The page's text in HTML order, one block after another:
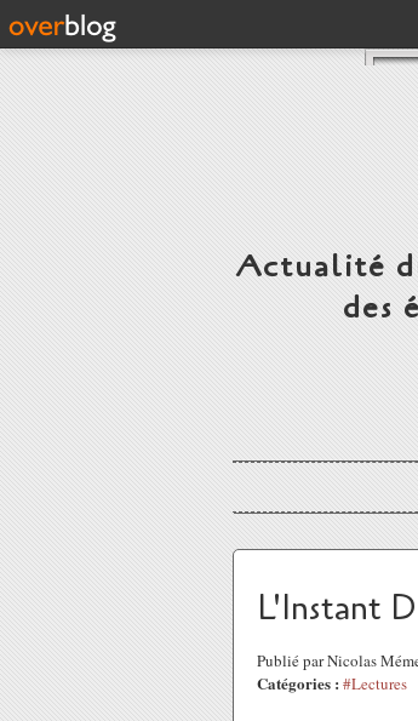
Actualité
des
L'Instant
Publié par Nicolas
Catégories : #Lectures